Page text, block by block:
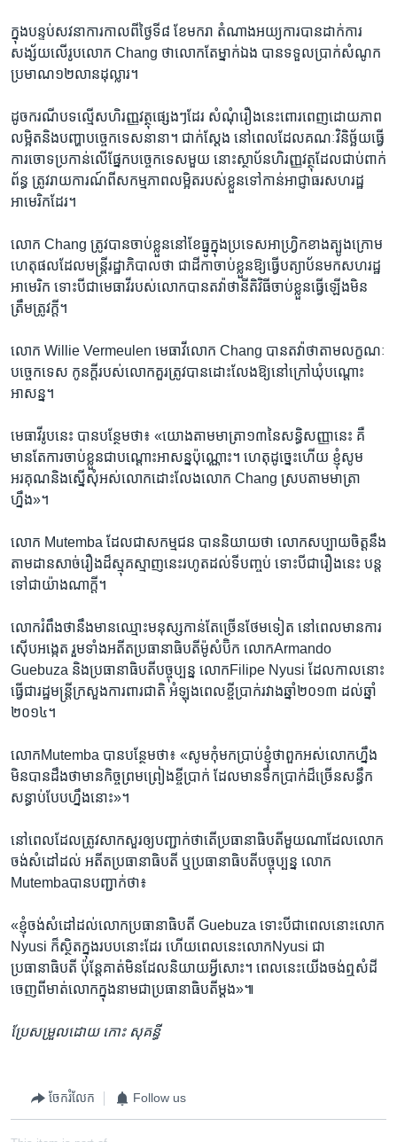
ក្នុង​បន្ទប់​សវនាការ​កាល​ពី​ថ្ងៃ​ទី៨​ ខែ​មករា​ តំណាង​អយ្យការ​បាន​ដាក់​ការ​
សង្ស័យ​លើ​រូប​លោក​ Chang ថា​លោក​តែម្នាក់​ឯង ​បាន​ទទួល​ប្រាក់​សំណូក​
ប្រមាណ​១២លាន​ដុល្លារ។
ដូច​ករណី​បទល្មើស​ហិរញ្ញវត្ថុ​ផ្សេងៗ​ដែរ សំណុំ​រឿង​នេះពោរពេញ​ដោយ​ភាព​
លម្អិត​និង​បញ្ហា​បច្ចេកទេស​នានា។ ជាក់​ស្ដែង នៅ​ពេល​ដែល​គណៈវិនិច្ឆ័យ​ធ្វើ​
ការ​ចោទ​ប្រកាន់​លើ​ផ្នែក​បច្ចេកទេស​មួយ​ នោះ​ស្ថាប័ន​ហិរញ្ញវត្ថុ​ដែល​ជាប់​ពាក់​
ព័ន្ធ​ ត្រូវ​រាយការណ៍​ពី​សកម្មភាព​លម្អិត​របស់​ខ្លួន​ទៅកាន់​អាជ្ញាធរ​សហរដ្ឋ​
អាមេរិក​ដែរ។
លោក​ Chang ត្រូវ​បាន​ចាប់ខ្លួន​នៅ​ខែ​ធ្នូ​ក្នុង​ប្រទេស​អាហ្វ្រិក​ខាងត្បូង​ក្រោម​
ហេតុផល​ដែល​មន្ត្រី​រដ្ឋាភិបាល​ថា ជា​ដីកា​ចាប់​ខ្លួន​ឱ្យ​ធ្វើ​បត្យាប័ន​មក​សហរដ្ឋ​
អាមេរិក ទោះបីជា​មេធាវី​របស់​លោក​បាន​តវ៉ា​ថា​នីតិវិធី​ចាប់​ខ្លួន​ធ្វើ​ឡើង​មិន​
ត្រឹមត្រូវ​ក្តី។
លោក​ Willie Vermeulen មេធាវី​លោក​ Chang បាន​តវ៉ា​ថា​តាម​លក្ខណៈ​
បច្ចេកទេស​ កូន​ក្តី​របស់​លោក​គួរ​ត្រូវ​បាន​ដោះលែង​ឱ្យ​នៅ​ក្រៅ​ឃុំ​បណ្ដោះ​
អាសន្ន។
មេធាវី​រូប​នេះ​ បាន​បន្ថែម​ថា៖ «យោង​តាម​មាត្រា១៣​នៃ​សន្ធិសញ្ញា​នេះ​ គឺ​
មាន​តែ​ការ​ចាប់​ខ្លួន​ជា​បណ្ដោះអាសន្ន​ប៉ុណ្ណោះ។ ហេតុ​ដូច្នេះ​ហើយ​ ខ្ញុំ​សូម​
អរគុណ​និង​ស្នើ​សុំ​អស់​លោក​ដោះលែង​លោក​ Chang ស្របតាម​មាត្រា​
ហ្នឹង»។
លោក​ Mutemba ដែល​ជា​សកម្មជន​ បាន​និយាយ​ថា​ លោក​សប្បាយ​ចិត្តនឹង​
តាមដាន​សាច់រឿង​ដ៏​ស្មុគស្មាញ​នេះ​រហូត​ដល់​ទី​បញ្ចប់​ ទោះ​បី​ជា​រឿង​នេះ បន្ត​
ទៅជា​យ៉ាង​ណា​ក្តី។
លោក​រំពឹង​ថា​នឹង​មានឈ្មោះ​មនុស្ស​កាន់​តែ​ច្រើន​ថែម​ទៀត​ នៅ​ពេល​មាន​ការ
ស៊ើបអង្កេត​ រួម​ទាំង​អតីត​ប្រធានាធិបតី​ម៉ូសំប៊ិក​ លោកArmando
Guebuza និង​ប្រធានាធិបតី​បច្ចុប្បន្ន​ លោកFilipe Nyusi ដែល​កាល​នោះ
ធ្វើ​ជា​រដ្ឋមន្ត្រី​ក្រសួង​ការពារ​ជាតិ​ អំឡុង​ពេល​ខ្ចី​ប្រាក់​រវាង​ឆ្នាំ​២០១៣​ ដល់​ឆ្នាំ​
២០១៤។
លោក​Mutemba បាន​បន្ថែម​ថា៖ «សូម​កុំ​មក​ប្រាប់​ខ្ញុំ​ថា​ពួក​អស់​លោក​ហ្នឹង​
មិនបាន​ដឹង​ថា​មាន​កិច្ច​ព្រមព្រៀង​ខ្ចី​ប្រាក់ ដែល​មាន​ទឹកប្រាក់​ដ៏​ច្រើន​សន្ធឹក
សន្ធាប់​បែប​ហ្នឹង​នោះ»។
នៅ​ពេល​ដែល​ត្រូវ​សាក​សួរ​ឲ្យ​បញ្ជាក់​ថា​តើ​ប្រធានាធិបតី​មួយ​ណា​ដែល​លោក​
ចង់​សំដៅ​ដល់​ អតីត​ប្រធានាធិបតី​ ឬ​ប្រធានាធិបតី​បច្ចុប្បន្ន​ លោក​
Mutemba​បាន​បញ្ជាក់​ថា៖
«ខ្ញុំ​ចង់​សំដៅ​ដល់​លោក​ប្រធានាធិបតី​ Guebuza ទោះបីជាពេល​នោះ​លោក​
Nyusi ក៏​ស្ថិត​ក្នុង​របប​នោះ​ដែរ ហើយ​ពេល​នេះ​លោក​Nyusi ជា​
ប្រធានាធិបតី​ ប៉ុន្តែ​គាត់​មិន​ដែល​និយាយ​អ្វី​សោះ។ ពេលនេះ​យើង​ចង់​ឮ​សំដី​
ចេញ​ពី​មាត់​លោក​ក្នុង​នាម​ជា​ប្រធានាធិបតី​ម្ដង»៕
ប្រែ​សម្រួល​ដោយ​ កោះ​ សុគន្ធី​
ចែករំលែក Follow us